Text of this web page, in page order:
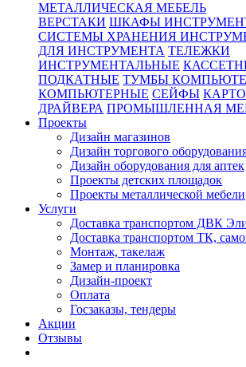
МЕТАЛЛИЧЕСКАЯ МЕБЕЛЬ
ВЕРСТАКИ ШКАФЫ
СИСТЕМЫ ХРАНЕНИЯ
ДЛЯ ИНСТРУМЕНТА ТЕЛЕЖКИ
ИНСТРУМЕНТАЛЬНЫЕ
ПОДКАТНЫЕ ТУМБЫ
КОМПЬЮТЕРНЫЕ СЕЙФЫ
ДРАЙВЕРА ПРОМЫШЛЕННАЯ
Проекты
Дизайн магазинов
Дизайн торгового
Дизайн оборудования для аптек
Проекты детских площадок
Проекты металлической мебели
Услуги
Доставка транспортом ДВК
Доставка транспортом ТК,
Монтаж, такелаж
Замер и планировка
Дизайн-проект
Оплата
Госзаказы, тендеры
Акции
Отзывы